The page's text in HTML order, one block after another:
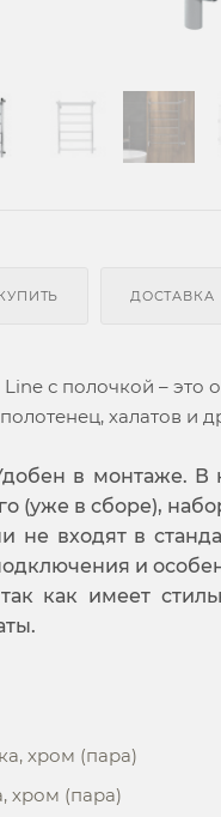
ДОСТАВКА
с полочкой –
халатов и
в монтаже. В
(уже в сборе),
не входят в
и
как имеет
хром (пара)
хром (пара)